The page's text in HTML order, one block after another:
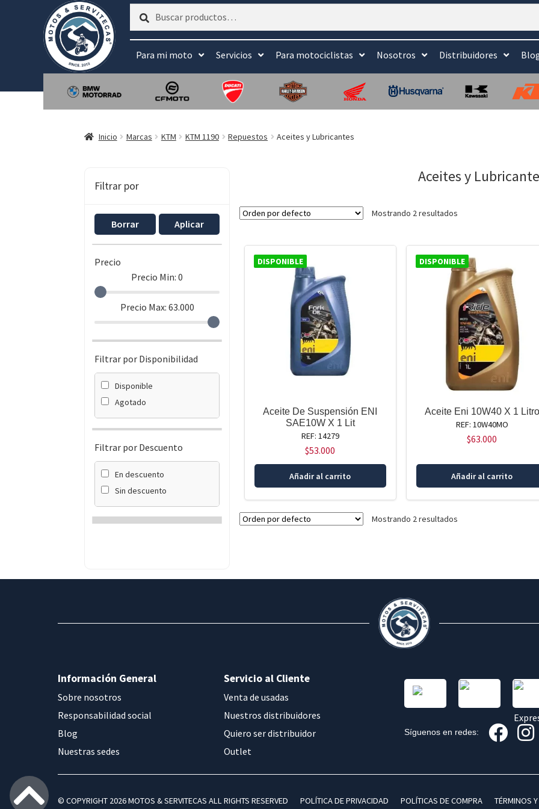
Buscar
Buscar
Para mi moto Servicios Para motociclistas Nosotros Distribuidores
Inicio Marcas KTM KTM 1190 Repuestos Aceites y Lubricantes
Filtrar por
Borrar Aplicar
Precio
Precio Min:0
Precio Max: 63.000
Filtrar por Disponibilidad
Disponible
Agotado
Filtrar por Descuento
En descuento
Sin descuento
Aceites y
Mostrando 2 resultados
DISPONIBLE
Aceite De Suspensión ENI
SAE10W X 1 Lit
REF: 14279
$53.000
Añadir al carrito
DISPONIBLE
Aceite Eni 10W40 X 1 Litro
REF: 10W40MO
$63.000
Añadir al carrito
Mostrando 2 resultados
Información General
Sobre nosotros
Responsabilidad social
Blog
Nuestras sedes
Servicio al Cliente
Venta de usadas
Nuestros distribuidores
Quiero ser distribuidor
Outlet
Síguenos en redes:
© COPYRIGHT 2026 MOTOS & SERVITECAS ALL RIGHTS RESERVED POLÍTICA DE PRIVACIDAD POLÍTICAS DE COMPRA TÉRMINOS